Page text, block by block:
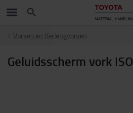
Vorken en Verlengvorken
Geluidsscherm vork ISO